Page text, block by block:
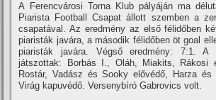
A Ferencvárosi Torna Klub pályáján ma
Piarista Football Csapat állott szemben a
csapatával. Az eredmény az első félidőben
piaristák javára, a második félidőben öt goal
piaristák javára. Végső eredmény: 7:1. A
játszottak: Borbás I., Oláh, Miakits, Rákosi
Rostár, Vadász és Sooky elővédő, Harza
Virág kapuvédő. Versenybí­ró Gabrovics volt.